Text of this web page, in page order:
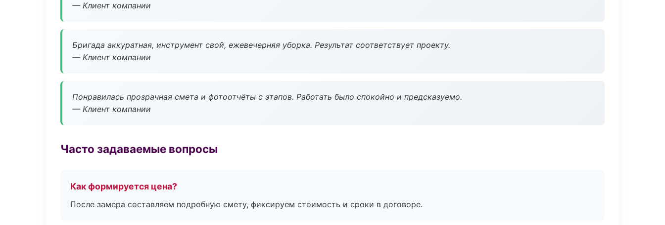
— Клиент компании
Бригада аккуратная, инструмент свой, ежевечерняя уборка. Результат соответствует проекту.
— Клиент компании
Понравилась прозрачная смета и фотоотчёты с этапов. Работать было спокойно и предсказуемо.
— Клиент компании
Часто задаваемые вопросы
Как формируется цена?
После замера составляем подробную смету, фиксируем стоимость и сроки в договоре.